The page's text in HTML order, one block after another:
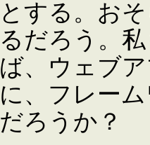
とする。お
るだろう。
ば、ウェブ
に、フレー
だろうか？